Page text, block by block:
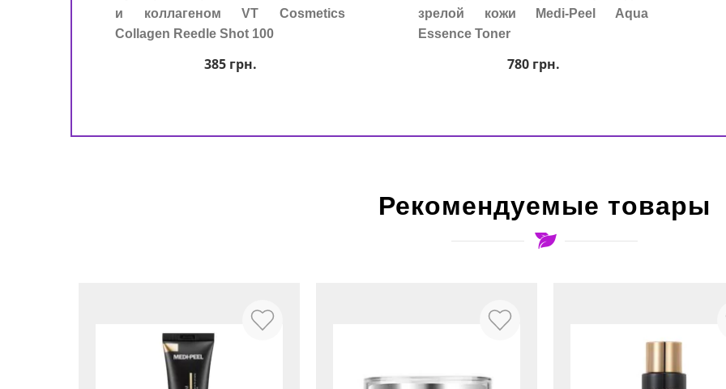
и коллагеном VT Cosmetics
Collagen Reedle Shot 100
385грн.
зрелой кожи Medi-Peel Aqua
Essence Toner
780грн.
Рекомендуемые товары